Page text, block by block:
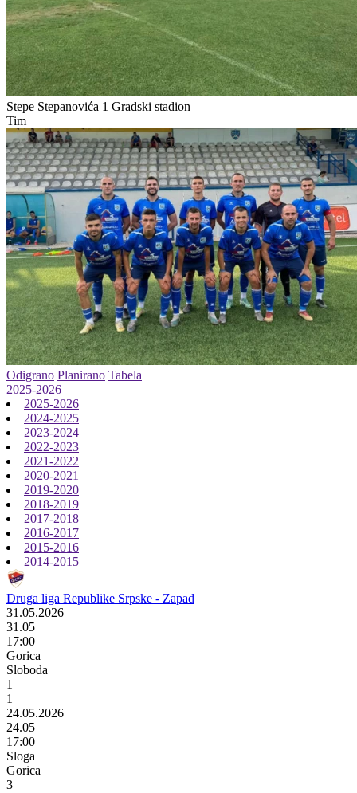
Stepe Stepanovića 1 Gradski stadion
Tim
Odigrano Planirano Tabela
2025-2026
2025-2026
2024-2025
2023-2024
2022-2023
2021-2022
2020-2021
2019-2020
2018-2019
2017-2018
2016-2017
2015-2016
2014-2015
Druga liga Republike Srpske - Zapad
31.05.2026
31.05
17:00
Gorica
Sloboda
1
1
24.05.2026
24.05
17:00
Sloga
Gorica
3